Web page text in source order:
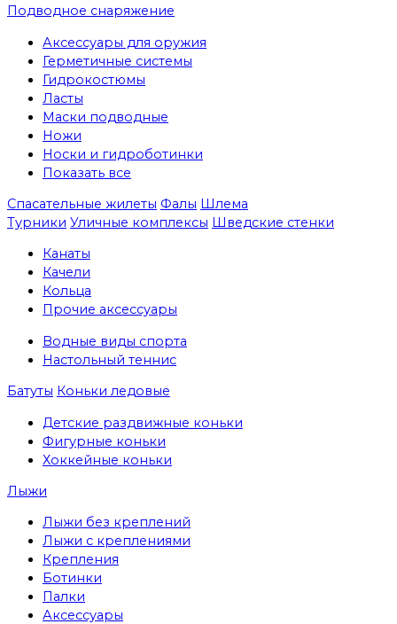
Подводное снаряжение
Аксессуары для оружия
Герметичные системы
Гидрокостюмы
Ласты
Маски подводные
Ножи
Носки и гидроботинки
Показать все
Спасательные жилеты Фалы Шлема
Турники Уличные комплексы Шведские стенки
Канаты
Качели
Кольца
Прочие аксессуары
Водные виды спорта
Настольный теннис
Батуты Коньки ледовые
Детские раздвижные коньки
Фигурные коньки
Хоккейные коньки
Лыжи
Лыжи без креплений
Лыжи с креплениями
Крепления
Ботинки
Палки
Аксессуары